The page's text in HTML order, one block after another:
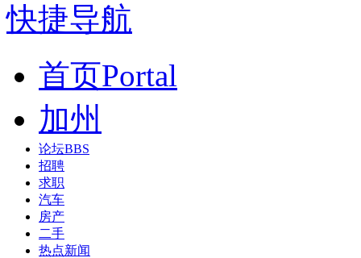
快捷导航
首页Portal
加州
论坛BBS
招聘
求职
汽车
房产
二手
热点新闻